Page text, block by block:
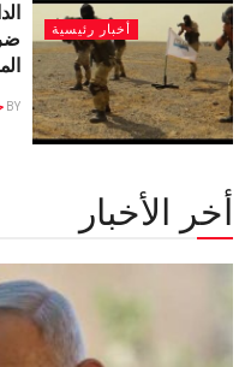
أخبار رئيسية
BY
أخر الأخبار